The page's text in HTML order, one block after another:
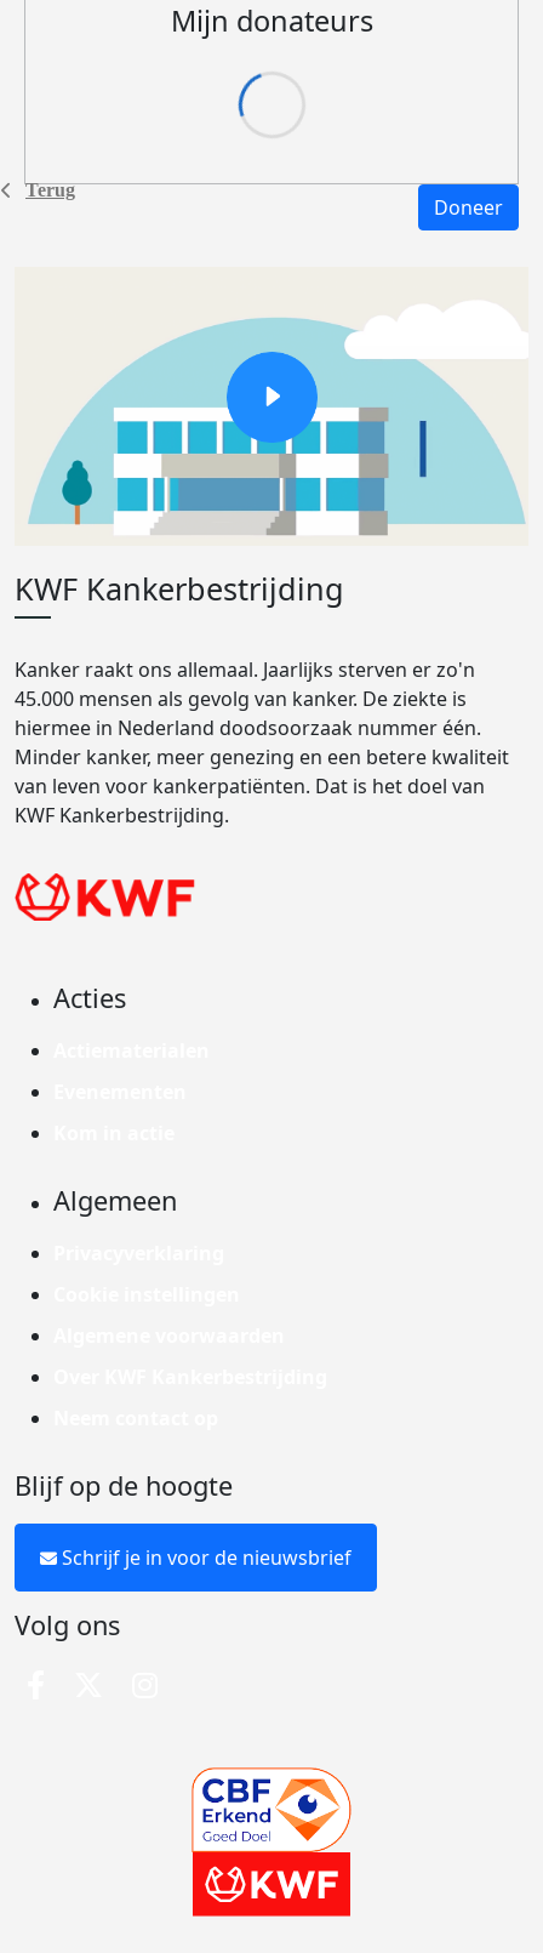
Terug
Mijn donateurs
Doneer
KWF Kankerbestrijding
Kanker raakt ons allemaal. Jaarlijks sterven er zo'n
45.000 mensen als gevolg van kanker. De ziekte is
hiermee in Nederland doodsoorzaak nummer één.
Minder kanker, meer genezing en een betere kwaliteit
van leven voor kankerpatiënten. Dat is het doel van
KWF Kankerbestrijding.
Acties
Algemeen
Blijf op de hoogte
Schrijf je in voor de nieuwsbrief
Volg ons